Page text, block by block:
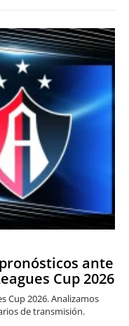
ante
Cup 2026
Cup 2026. Analizamos
de transmisión.